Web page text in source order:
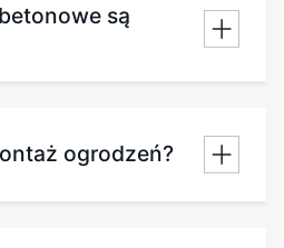
są
ogrodzeń?